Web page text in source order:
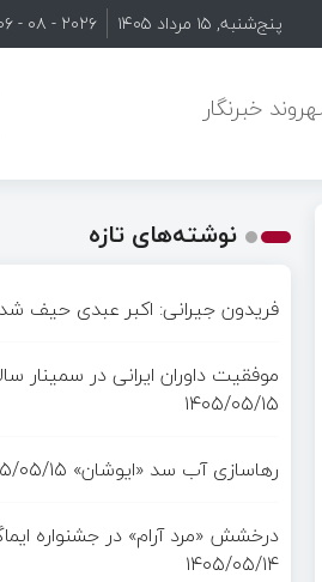
پنج‌شنبه, ۱۵ مرداد ۱۴۰۵ ۲۰۲۶ - ۰۸ - ۰۶
خبرنگار
نوشته‌های تازه
فریدون جیرانی: اکبر عبدی حیف شد
موفقیت داوران ایرانی در سمینار
۱۴۰۵/۰۵/۱۵
رهاسازی آب سد «ایوشان» ۱۴۰۵/
درخشش «مرد آرام» در جشنواره
۱۴۰۵/۰۵/۱۴